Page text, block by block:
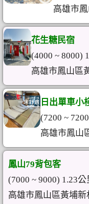
高雄市
花生糖民宿
(4000 ~ 8000)
高雄市鳳山區
日出單車小
(7200 ~
高雄市鳳山
鳳山79背包客
(7000 ~ 9000) 1.23公
高雄市鳳山區黃埔